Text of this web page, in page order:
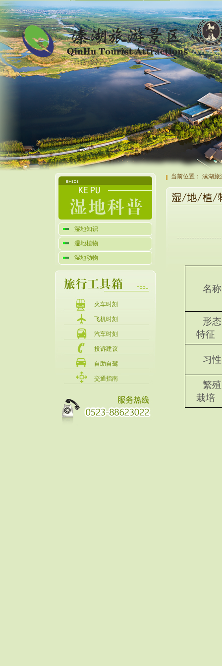
湿地知识
湿地植物
湿地动物
火车时刻
飞机时刻
汽车时刻
投诉建议
自助自驾
交通指南
当前位置： 溱湖旅
名称
形态
特征
习性
繁殖
栽培